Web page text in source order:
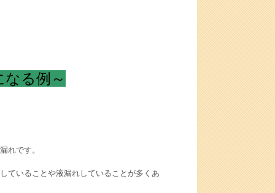
る例～
れです。
ていることや液漏れしていることが多くあ